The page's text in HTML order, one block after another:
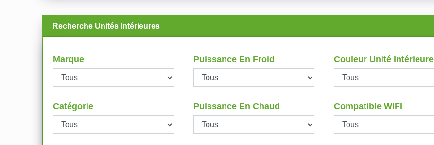
Recherche Unités Intérieures
Marque Puissance En Froid Couleur Unité Intérieure
Catégorie Puissance En Chaud Compatible WIFI